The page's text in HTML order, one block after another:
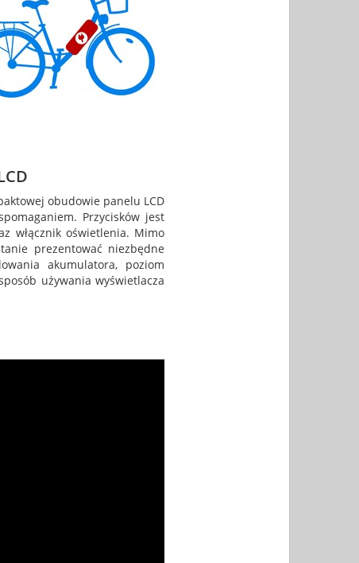
obudowie panelu LCD
Przycisków jest
włącznik oświetlenia. Mimo
prezentować niezbędne
akumulatora, poziom
używania wyświetlacza